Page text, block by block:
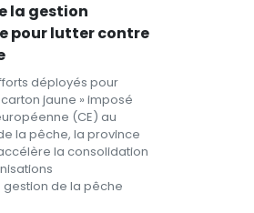
la gestion
pour lutter contre
déployés pour
jaune » imposé
(CE) au
la pêche, la province
la consolidation
de la pêche